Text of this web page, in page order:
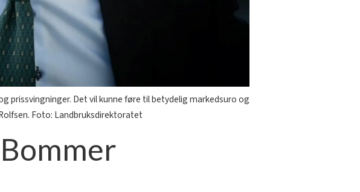
prissvingninger. Det vil kunne føre til betydelig markedsuro og
Foto: Landbruksdirektoratet